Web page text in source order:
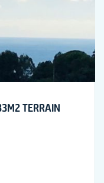
TERRAIN